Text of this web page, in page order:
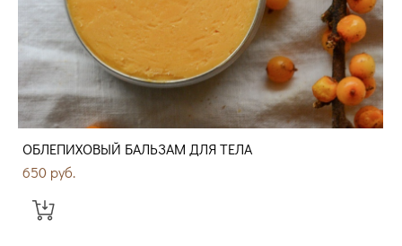
ОБЛЕПИХОВЫЙ БАЛЬЗАМ ДЛЯ ТЕЛА
650 pуб.